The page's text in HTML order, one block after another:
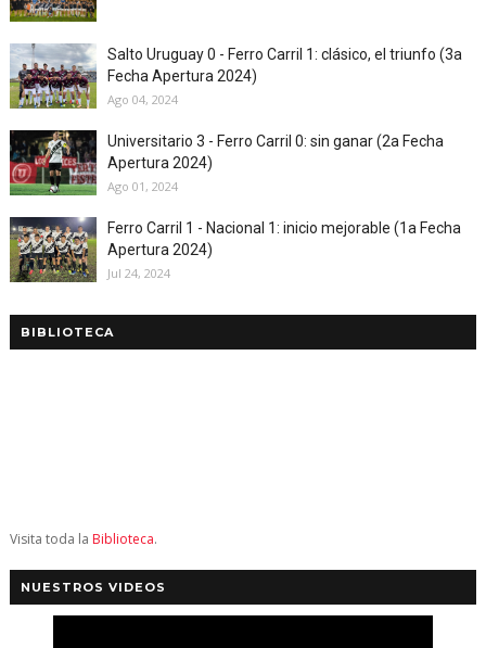
Salto Uruguay 0 - Ferro Carril 1: clásico, el triunfo (3a
Fecha Apertura 2024)
Ago 04, 2024
Universitario 3 - Ferro Carril 0: sin ganar (2a Fecha
Apertura 2024)
Ago 01, 2024
Ferro Carril 1 - Nacional 1: inicio mejorable (1a Fecha
Apertura 2024)
Jul 24, 2024
BIBLIOTECA
Visita toda la Biblioteca.
NUESTROS VIDEOS